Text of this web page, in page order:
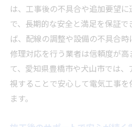
は、工事後の不具合や追加要望
で、長期的な安全と満足を保証で
ば、配線の調整や設備の不具合
修理対応を行う業者は信頼度が高
て、愛知県豊橋市や犬山市では
視することで安心して電気工事
ます。